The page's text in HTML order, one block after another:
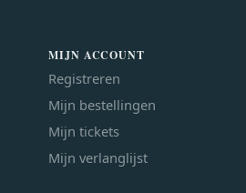
MIJN ACCOUNT
Registreren
Mijn bestellingen
Mijn tickets
Mijn verlanglijst